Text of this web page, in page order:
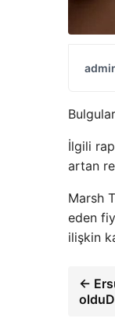
İlgili
artan
Marsh
eden
ilişkin
←